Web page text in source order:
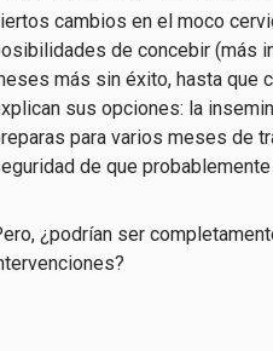
cambios en el moco
de concebir (más
más sin éxito, hasta que
sus opciones: la
para varios meses de
de que
¿podrían ser